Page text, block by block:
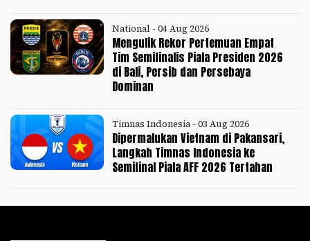
National - 04 Aug 2026
Mengulik Rekor Pertemuan Empat
Tim Semifinalis Piala Presiden 2026
di Bali, Persib dan Persebaya
Dominan
Timnas Indonesia - 03 Aug 2026
Dipermalukan Vietnam di Pakansari,
Langkah Timnas Indonesia ke
Semifinal Piala AFF 2026 Tertahan